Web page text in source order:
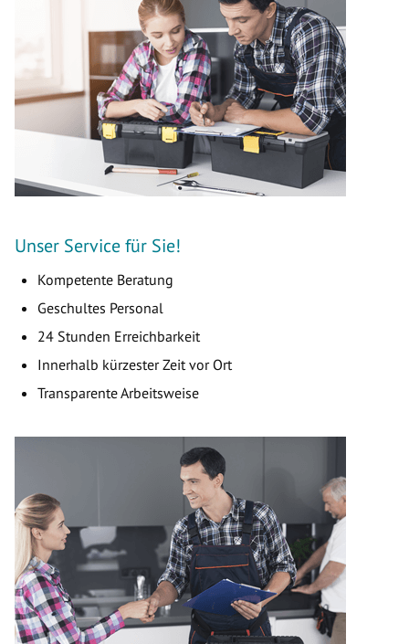
Unser Service für Sie!
Kompetente Beratung
Geschultes Personal
24 Stunden Erreichbarkeit
Innerhalb kürzester Zeit vor Ort
Transparente Arbeitsweise